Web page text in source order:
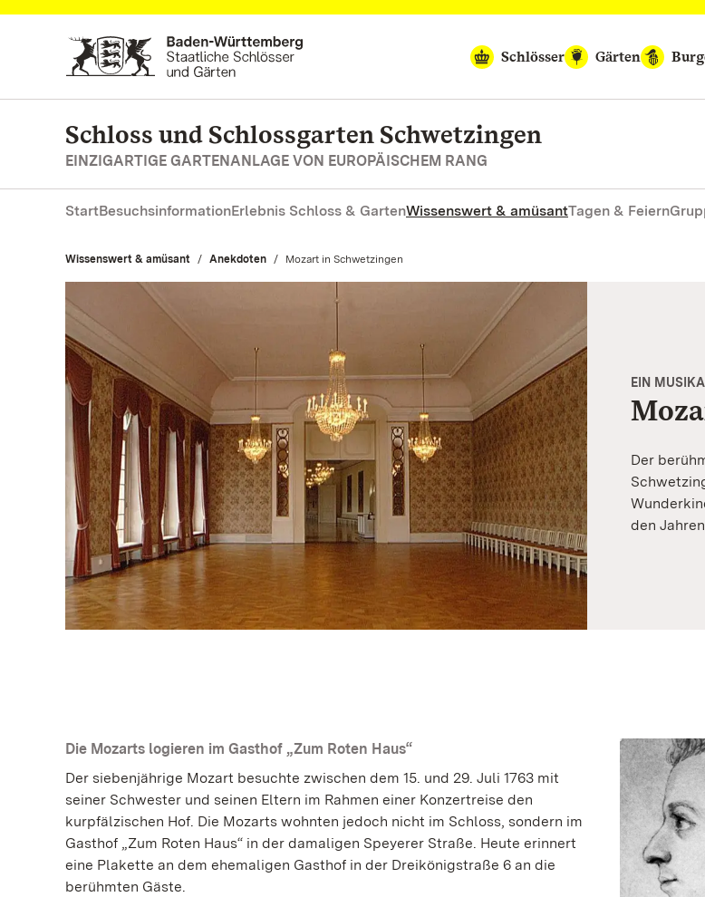
Zum Hauptinhalt springen
Schlösser
Gärten
Schloss und Schlossgarten Schwetzingen
EINZIGARTIGE GARTENANLAGE VON EUROPÄISCHEM RANG
StartBesuchsinformationErlebnis Schloss & GartenWissenswert & amüsantTagen & Feiern
Wissenswert & amüsant Anekdoten Aktuell:
Mozart in Schwetzingen
EIN
Der
den
Die Mozarts logieren im Gasthof „Zum Roten Haus“
Der siebenjährige Mozart besuchte zwischen dem 15. und 29. Juli 1763 mit
seiner Schwester und seinen Eltern im Rahmen einer Konzertreise den
kurpfälzischen Hof. Die Mozarts wohnten jedoch nicht im Schloss, sondern im
Gasthof „Zum Roten Haus“ in der damaligen Speyerer Straße. Heute erinnert
eine Plakette an dem ehemaligen Gasthof in der Dreikönigstraße 6 an die
berühmten Gäste.